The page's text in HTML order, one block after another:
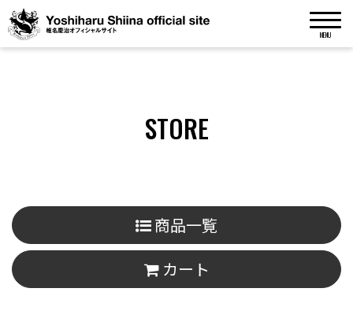
MENU
STORE
商品一覧
カート